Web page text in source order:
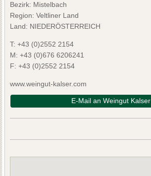
Bezirk: Mistelbach
Region: Veltliner Land
Land: NIEDERÖSTERREICH
T: +43 (0)2552 2154
M: +43 (0)676 6206241
F: +43 (0)2552 2154
www.weingut-kalser.com
E-Mail an Weingut Kalser